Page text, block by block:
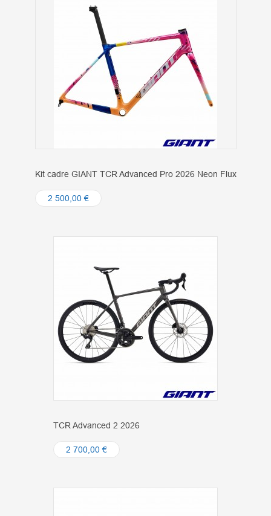
Kit cadre GIANT TCR Advanced Pro 2026 Neon Flux
2 500,00 €
TCR Advanced 2 2026
2 700,00 €